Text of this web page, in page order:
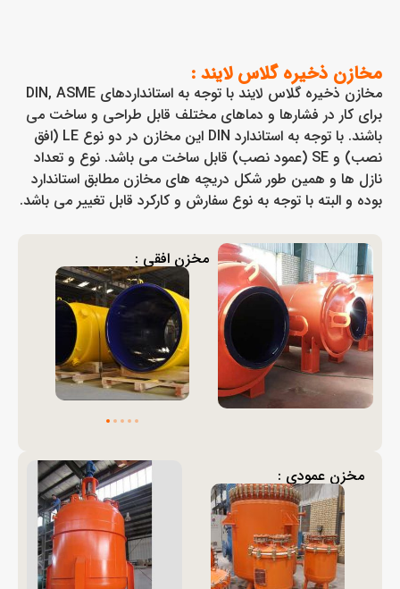
مخازن ذخیره گلاس لایند :
مخازن ذخیره گلاس لایند با توجه به استانداردهای DIN, ASME
برای کار در فشارها و دماهای مختلف قابل طراحی و ساخت می
باشند. با توجه به استاندارد DIN این مخازن در دو نوع LE (افق
نصب) و SE (عمود نصب) قابل ساخت می باشد. نوع و تعداد
نازل ها و همین طور شکل دریچه های مخازن مطابق استاندارد
بوده و البته با توجه به نوع سفارش و کارکرد قابل تغییر می باشد.
مخزن افقی :
مخزن عمودی :